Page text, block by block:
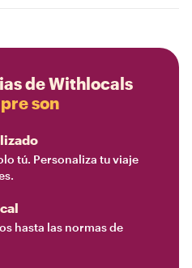
de Withlocals
son
tú. Personaliza tu viaje
hasta las normas de